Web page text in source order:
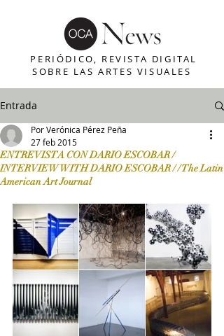
PERIÓDICO, REVISTA DIGITAL
SOBRE LAS ARTES VISUALES
Entrada
ENTREVISTA CON DARIO ESCOBAR /
INTERVIEW WITH DARIO ESCOBAR / / The Latin
American Art Journal
Por Verónica Pérez Peña
27 feb 2015